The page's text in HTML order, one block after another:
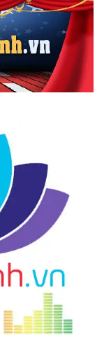
!
Số Rung Động
Khỏe Tốt?
Của Bạn!
Chữa Gầy,
Không - Thời
Bí Mật Của
- Sự Phân